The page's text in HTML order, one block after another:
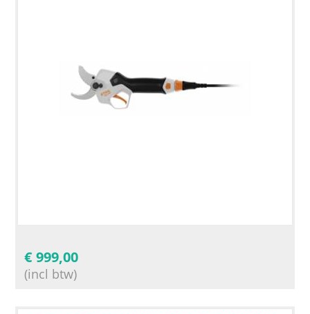
€ 999,00
(incl btw)